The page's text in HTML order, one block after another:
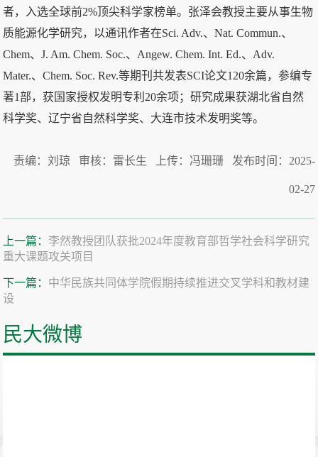
者，入选全球前2%顶尖科学家榜单。张泽会教授主要从事生物
质能源化学研究，以通讯作者在Sci. Adv.、Nat. Commun.、
Chem、J. Am. Chem. Soc.、Angew. Chem. Int. Ed.、Adv.
Mater.、Chem. Soc. Rev.等期刊共发表SCI论文120余篇，参编专
著1部，获国家授权发明专利20余项；研究成果获湖北省自然
科学奖、辽宁省自然科学奖、大连市技术发明奖等。
责编：刘琼 审核：雷长生 上传：冯珊珊 发布时间：2025-
02-27
上一篇： 李然教授团队获批2024年度教育部哲学社会科学研究
重大课题攻关项目
下一篇： 中华民族共同体学院假期持续推进交叉学科和教材建
设
民大微博